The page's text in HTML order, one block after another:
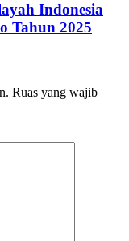
Indonesia
Tahun 2025
Ruas yang wajib